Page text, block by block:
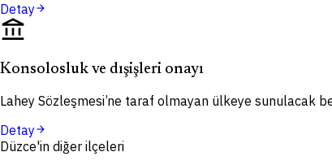
Detayarrow_forward
account_balance
Konsolosluk ve dışişleri onayı
Lahey Sözleşmesi’ne taraf olmayan ülkeye sunulacak
Detayarrow_forward
Düzce'in diğer ilçeleri